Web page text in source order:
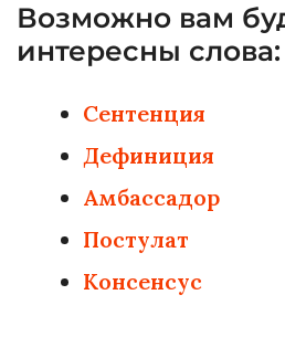
Возможно вам
интересны слова:
Сентенция
Дефиниция
Амбассадор
Постулат
Консенсус